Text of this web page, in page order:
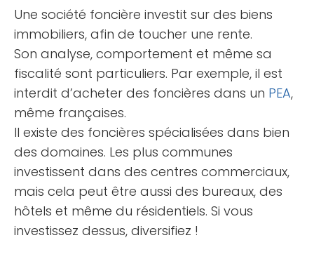
Une société foncière investit sur des biens
immobiliers, afin de toucher une rente.
Son analyse, comportement et même sa
fiscalité sont particuliers. Par exemple, il est
interdit d’acheter des foncières dans un PEA,
même françaises.
Il existe des foncières spécialisées dans bien
des domaines. Les plus communes
investissent dans des centres commerciaux,
mais cela peut être aussi des bureaux, des
hôtels et même du résidentiels. Si vous
investissez dessus, diversifiez !